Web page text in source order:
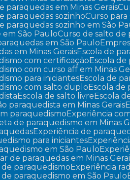
paraquedas em Minas Gerais
paraquedas sozinho
Curso
paraquedas sozinho em São
em São Paulo
Curso de salto
em São Paulo
em Minas Gerais
Escola de
com certificação
Escola
com curso aff em Minas
para iniciantes
Escola de
com salto duplo
Escola
Escola de salto livre Escola
paraquedista em Minas Gerais
paraquedismo
Experiência
de paraquedismo em Minas
Experiência de
para iniciantes
em São Paulo
de paraquedas em Minas
de paraquedismo
Experiência
de paraquedismo em São Paulo